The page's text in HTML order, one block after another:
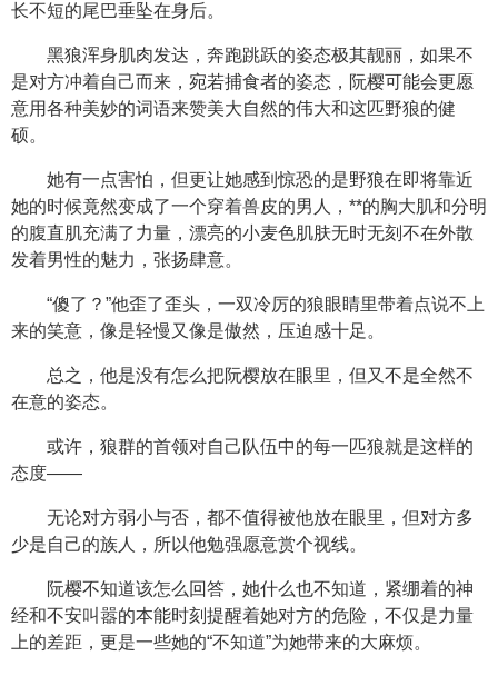
长不短的尾巴垂坠在身后。
黑狼浑身肌肉发达，奔跑跳跃的姿态极其靓丽，如果不
是对方冲着自己而来，宛若捕食者的姿态，阮樱可能会更愿
意用各种美妙的词语来赞美大自然的伟大和这匹野狼的健
硕。
她有一点害怕，但更让她感到惊恐的是野狼在即将靠近
她的时候竟然变成了一个穿着兽皮的男人，**的胸大肌和分明
的腹直肌充满了力量，漂亮的小麦色肌肤无时无刻不在外散
发着男性的魅力，张扬肆意。
“傻了？”他歪了歪头，一双冷厉的狼眼睛里带着点说不上
来的笑意，像是轻慢又像是傲然，压迫感十足。
总之，他是没有怎么把阮樱放在眼里，但又不是全然不
在意的姿态。
或许，狼群的首领对自己队伍中的每一匹狼就是这样的
态度——
无论对方弱小与否，都不值得被他放在眼里，但对方多
少是自己的族人，所以他勉强愿意赏个视线。
阮樱不知道该怎么回答，她什么也不知道，紧绷着的神
经和不安叫嚣的本能时刻提醒着她对方的危险，不仅是力量
上的差距，更是一些她的“不知道”为她带来的大麻烦。